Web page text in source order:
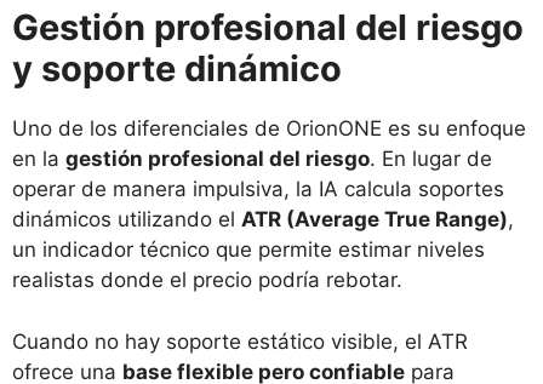
Gestión profesional del riesgo
y soporte dinámico
Uno de los diferenciales de OrionONE es su enfoque
en la gestión profesional del riesgo. En lugar de
operar de manera impulsiva, la IA calcula soportes
dinámicos utilizando el ATR (Average True Range),
un indicador técnico que permite estimar niveles
realistas donde el precio podría rebotar.
Cuando no hay soporte estático visible, el ATR
ofrece una base flexible pero confiable para